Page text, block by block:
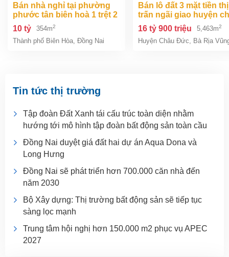
bán nhà nghỉ tại phường
phước tân biên hoà 1 trệt 2
lầu 354m2 giá chỉ 10 tỷ
10 tỷ 354m2
Thành phố Biên Hòa, Đồng Nai
bán lô đất 3 mặt tiền thị
trấn ngãi giao huyện
đức bà rịa vũng tàu giá
tỷ 9
16 tỷ 900 triệu 5,463m2
Huyện Châu Đức, Bà Rịa
Tin tức thị trường
Tập đoàn Đất Xanh tái cấu trúc toàn diện nhằm
hướng tới mô hình tập đoàn bất động sản toàn cầu
Đồng Nai duyệt giá đất hai dự án Aqua Dona và
Long Hưng
Đồng Nai sẽ phát triển hơn 700.000 căn nhà đến
năm 2030
Bộ Xây dựng: Thị trường bất động sản sẽ tiếp tục
sàng lọc mạnh
Trung tâm hội nghị hơn 150.000 m2 phục vụ APEC
2027